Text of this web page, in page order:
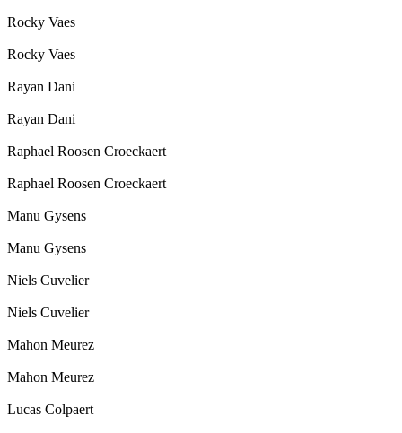
Rocky Vaes
Rocky Vaes
Rayan Dani
Rayan Dani
Raphael Roosen Croeckaert
Raphael Roosen Croeckaert
Manu Gysens
Manu Gysens
Niels Cuvelier
Niels Cuvelier
Mahon Meurez
Mahon Meurez
Lucas Colpaert